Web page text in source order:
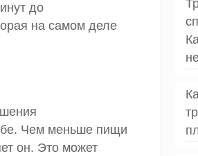
до
на самом деле
Чем меньше пищи
он. Это может